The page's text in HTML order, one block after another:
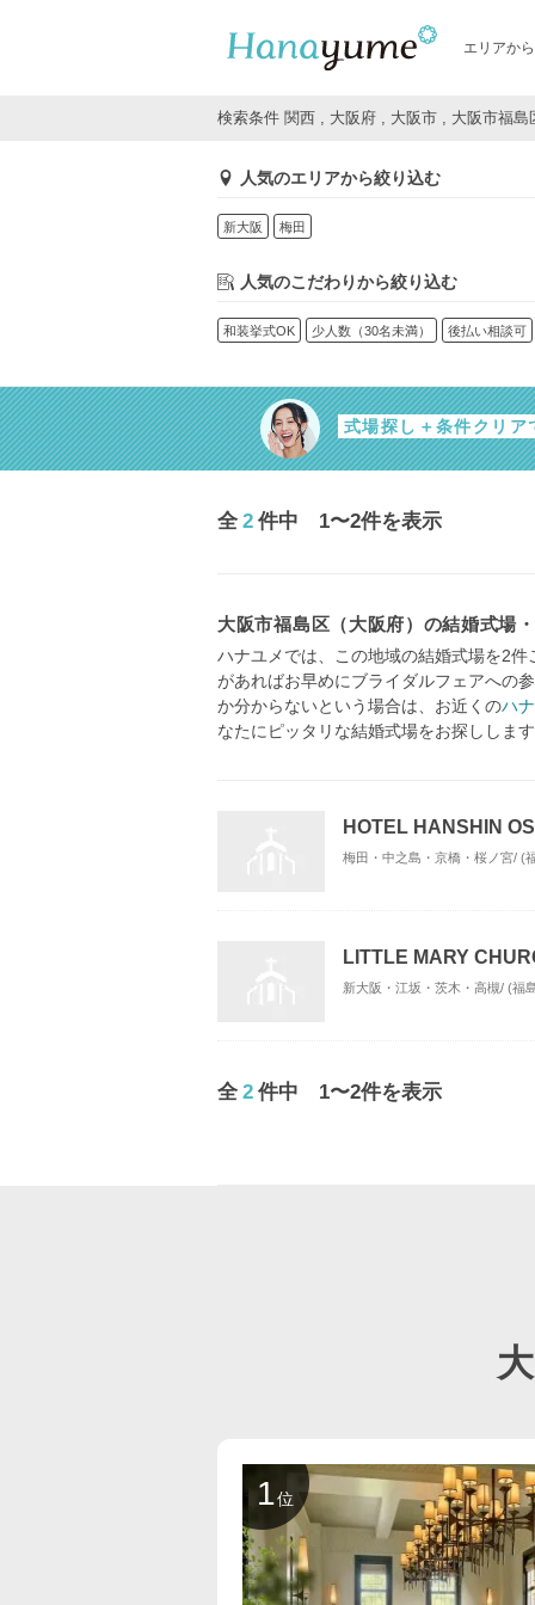
エリアか
検索条件 関西 , 大阪府 , 大阪市 , 大阪市福島
人気のエリアから絞り込む
新大阪 梅田
人気のこだわりから絞り込む
和装挙式OK 少人数（30名未満） 後払い相談可
式場探し＋条件クリア
全 2 件中 1〜2件を表示
大阪市福島区（大阪府）の結婚式場
ハナユメでは、この地域の結婚式場を2
があればお早めにブライダルフェアへの
か分からないという場合は、お近くのハ
なたにピッタリな結婚式場をお探ししま
HOTEL HANSHIN
梅田・中之島・京橋・桜ノ宮/ (
LITTLE MARY
新大阪・江坂・茨木・高槻/ (福
全 2 件中 1〜2件を表示
1 位